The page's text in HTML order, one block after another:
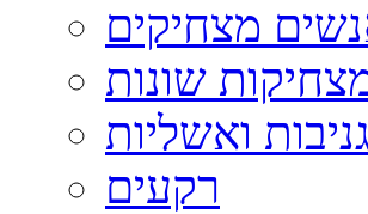
מצחיקים
שונות
ואשליות
רקעים